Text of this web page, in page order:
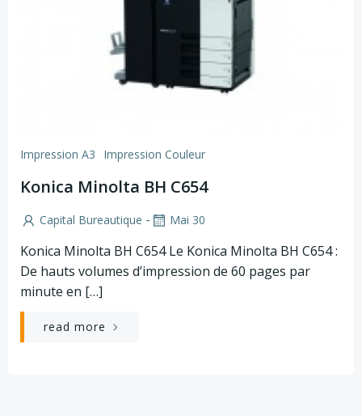
Impression A3 Impression Couleur
Konica Minolta BH C654
Capital Bureautique - Mai 30
Konica Minolta BH C654 Le Konica Minolta BH C654 :
De hauts volumes d’impression de 60 pages par
minute en […]
read more